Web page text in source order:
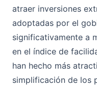
atraer inversiones
adoptadas por el
significativamente a
en el índice de
han hecho más
simplificación de los